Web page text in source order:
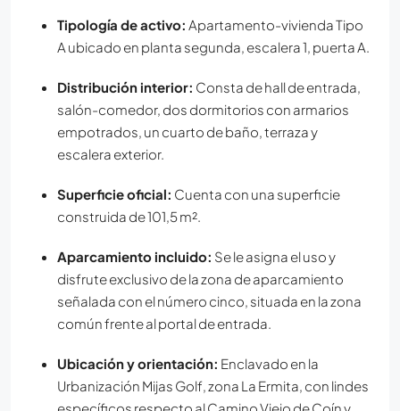
Tipología de activo: Apartamento-vivienda Tipo
A ubicado en planta segunda, escalera 1, puerta A.
Distribución interior: Consta de hall de entrada,
salón-comedor, dos dormitorios con armarios
empotrados, un cuarto de baño, terraza y
escalera exterior.
Superficie oficial: Cuenta con una superficie
construida de 101,5 m².
Aparcamiento incluido: Se le asigna el uso y
disfrute exclusivo de la zona de aparcamiento
señalada con el número cinco, situada en la zona
común frente al portal de entrada.
Ubicación y orientación: Enclavado en la
Urbanización Mijas Golf, zona La Ermita, con lindes